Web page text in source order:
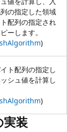
の指定した領域
配列の指定され
ーします。
)
ト配列の指定し
シュ値を計算し
)
実装